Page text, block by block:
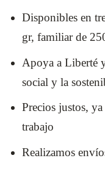
Disponibles en
gr, familiar de
Apoya a Liberté
social y la
Precios justos,
trabajo
Realizamos